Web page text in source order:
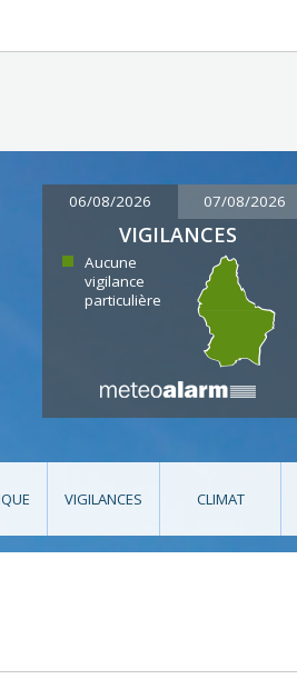
06/08/2026 07/08/2026
VIGILANCES
Aucune
vigilance
particulière
VIGILANCES CLIMAT